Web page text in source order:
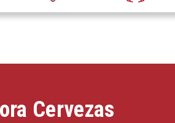
Cervezas